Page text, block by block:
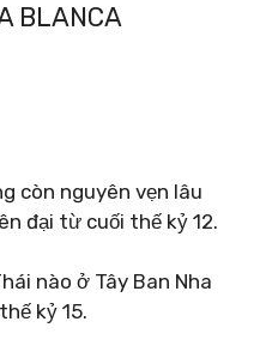
BLANCA
còn nguyên vẹn lâu
đại từ cuối thế kỷ 12.
nào ở Tây Ban Nha
kỷ 15.